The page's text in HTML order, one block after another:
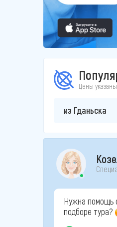
Цены
из Гданьска
Нужна помощь
подборе тура?